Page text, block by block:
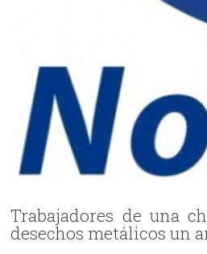
Trabajadores de una
desechos metálicos un